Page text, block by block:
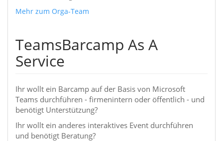
Mehr zum Orga-Team
​​​​​TeamsBarcamp As A
Service
Ihr wollt ein Barcamp auf der Basis von Microsoft
Teams durchführen - firmenintern oder öffentlich - und
benötigt Unterstützung?
Ihr wollt ein anderes interaktives Event durchführen
und benötigt Beratung?